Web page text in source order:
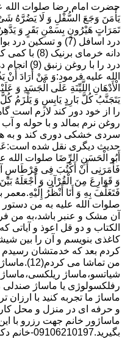
حضرت امام رضا صلوات الله
یَأْمَنَ وَجَعَ السُّفْلِ وَ لَا یَضُرَّهُ شَیْ
تَمَرَاتٍ هَیْرُونٍ بِسَمْنِ بَقَرٍ وَ یَدَّهِنْ
درد اسافل (7) و
دانه خرمای
درد را با
الله علیه فرمود:وَ مَنْ أَرَادَ أَنْ
الْأَدْهَانِ اللَّیِّنَةِ عَلَى الْجَسَدِ وَ
یَتَجَنَّبُ کُلَّ بَارِدٍ یَابِسٍ وَ یَلْزَمُ
روغن نرم بمالد و با حوله و
حدیث دیگری نقل شده است:عَنْ
أَبُو الْحَسَنِ الرِّضَا صلوات الله
فَأَمَرَنِی أَنْ أَکْتُبَ فِی قِرْطَاسٍ
وَ قَوَارِعَ مِنَ الْقُرْآنِ وَ أَجْعَلَهُ
فَتَغَلَّفَ بِهِ وَ أَنَا أَنْظُرُ
صلوات الله علیه به من دستور
آن مشک و عنبر باشد،به من
الکتاب و دو قل اعوذ و
کاغذى بنویسم و آن را بین
کردم بعد که خدمتشان
من تماشا
شیاتسو،ماساژ
رفلکسولوژی یا ماساژ صندلی
ماساژ ما تجربه کنید با
و حرفه ای در منزل و محل
ماساژور خانم جهت رزرو با
بگیرید.09106210197-خانم دکتر دمیرچی